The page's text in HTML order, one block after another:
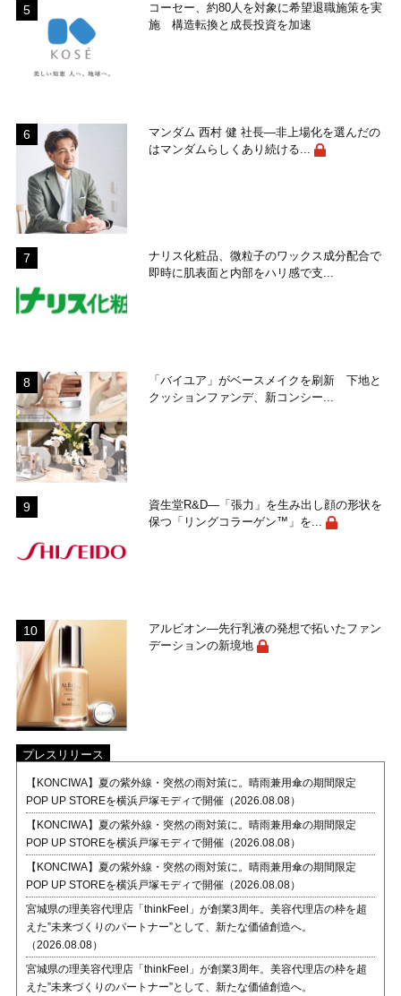
コーセー、約80人を対象に希望退職施策を実
施 構造転換と成長投資を加速
マンダム 西村 健 社長―非上場化を選んだの
はマンダムらしくあり続ける...
ナリス化粧品、微粒子のワックス成分配合で
即時に肌表面と内部をハリ感で支...
「バイユア」がベースメイクを刷新 下地と
クッションファンデ、新コンシー...
資生堂R&D―「張力」を生み出し顔の形状を
保つ「リングコラーゲン™」を...
アルビオン―先行乳液の発想で拓いたファン
デーションの新境地
プレスリリース
【KONCIWA】夏の紫外線・突然の雨対策に。晴雨兼用傘の期間限定
POP UP STOREを横浜戸塚モディで開催（2026.08.08）
【KONCIWA】夏の紫外線・突然の雨対策に。晴雨兼用傘の期間限定
POP UP STOREを横浜戸塚モディで開催（2026.08.08）
【KONCIWA】夏の紫外線・突然の雨対策に。晴雨兼用傘の期間限定
POP UP STOREを横浜戸塚モディで開催（2026.08.08）
宮城県の理美容代理店「thinkFeel」が創業3周年。美容代理店の枠を超
えた”未来づくりのパートナー”として、新たな価値創造へ。
（2026.08.08）
宮城県の理美容代理店「thinkFeel」が創業3周年。美容代理店の枠を超
えた”未来づくりのパートナー”として、新たな価値創造へ。